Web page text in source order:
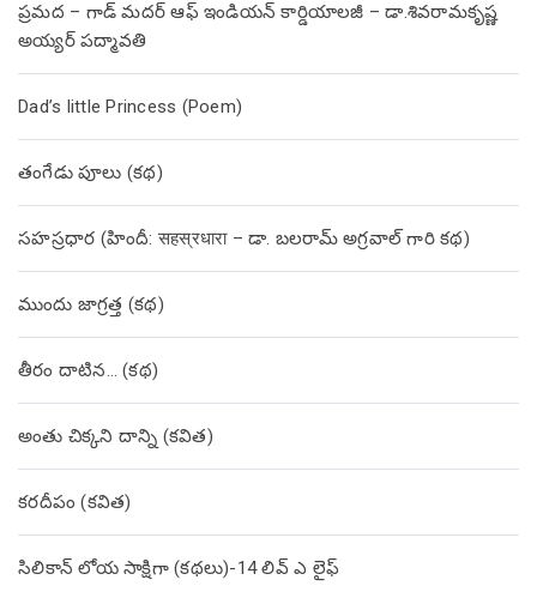
ప్రమద – గాడ్ మదర్ ఆఫ్ ఇండియన్ కార్డియాలజీ – డా.శివరామకృష్ణ
అయ్యర్ పద్మావతి
Dad’s little Princess (Poem)
తంగేడు పూలు (క‌థ‌)
సహస్రధార (హిందీ: सहस्रधारा – డా. బలరామ్ అగ్రవాల్ గారి కథ)
ముందు జాగ్రత్త (క‌థ‌)
తీరం దాటిన… (క‌థ‌)
అంతు చిక్కని దాన్ని (కవిత)
కరదీపం (కవిత)
సిలికాన్ లోయ సాక్షిగా (కథలు)-14 లివ్ ఎ లైఫ్